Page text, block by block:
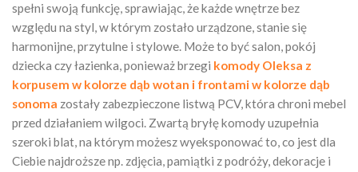
spełni swoją funkcję, sprawiając, że każde wnętrze bez
względu na styl, w którym zostało urządzone, stanie się
harmonijne, przytulne i stylowe. Może to być salon, pokój
dziecka czy łazienka, ponieważ brzegi komody Oleksa z
korpusem w kolorze dąb wotan i frontami w kolorze dąb
sonoma zostały zabezpieczone listwą PCV, która chroni mebel
przed działaniem wilgoci. Zwartą bryłę komody uzupełnia
szeroki blat, na którym możesz wyeksponować to, co jest dla
Ciebie najdroższe np. zdjęcia, pamiątki z podróży, dekoracje i